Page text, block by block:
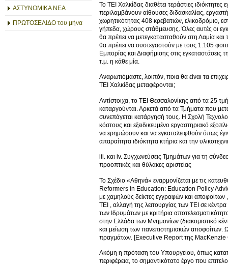
ΑΣΤΥΝΟΜΙΚΑ ΝΕΑ
ΠΡΩΤΟΣΕΛΙΔΟ του μήνα
Το ΤΕΙ Χαλκίδας διαθέτει τεράστιες
περιλαμβάνουν αίθουσες διδασκαλίας,
χωρητικότητας 408 κρεβατιών, ελικοδρόμιο,
γήπεδα, χώρους στάθμευσης. Όλες αυτές οι
θα πρέπει να μετεγκατασταθούν στη Λαμία
θα πρέπει να συστεγαστούν με τους 1.105
Εμπορίας και Διαφήμισης στις
τ.μ. η κάθε μία.
Αναρωτιόμαστε, λοιπόν, ποια θα είναι τα
ΤΕΙ Χαλκίδας μεταφέρονται;
Αντίστοιχα, το ΤΕΙ Θεσσαλονίκης από τα 25
καταργούνται. Αρκετά από τα Τμήματα που
συνεπάγεται κατάργησή τους. Η Σχολή
κόστους και εξειδικευμένο εργαστηριακό
να ερημώσουν και να εγκαταλειφθούν όπως
απαραίτητα ιδιόκτητα κτήρια και την
iii. και iv. Συγχωνεύσεις Τμημάτων για τη
προοπτικές και θύλακες αριστείας
Το Σχέδιο «Αθηνά» εναρμονίζεται με τις
Reformers in Education: Education Policy
με χαμηλούς δείκτες εγγραφών και
ΤΕΙ , αλλαγή της λειτουργίας των ΤΕΙ σε
των Ιδρυμάτων με κριτήρια
στην Ελλάδα των Μνημονίων (διακομιστικό
και μείωση των πανεπιστημιακών αποφοίτων.
πραγμάτων. [Executive Report της
Ακόμη η πρόταση του Υπουργείου, όπως
περιφέρεια, το σημαντικότατο έργο που